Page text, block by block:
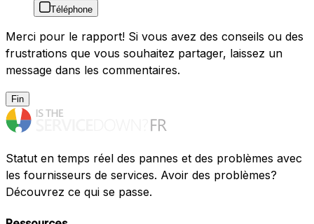
Téléphone
Merci pour le rapport! Si vous avez des conseils ou des
frustrations que vous souhaitez partager, laissez un
message dans les commentaires.
Fin
Statut en temps réel des pannes et des problèmes avec
les fournisseurs de services. Avoir des problèmes?
Découvrez ce qui se passe.